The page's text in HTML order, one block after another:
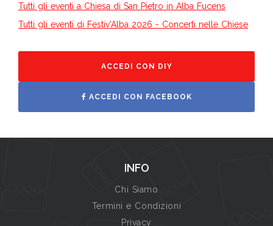
Tutti gli eventi a Chiesa di San Pietro in Alba Fucens
Tutti gli eventi di Festiv'Alba 2026 - Concerti nelle Chiese
ACCEDI CON DIY
ACCEDI CON FACEBOOK
INFO
Chi Siamo
Termini e Condizioni
Privacy